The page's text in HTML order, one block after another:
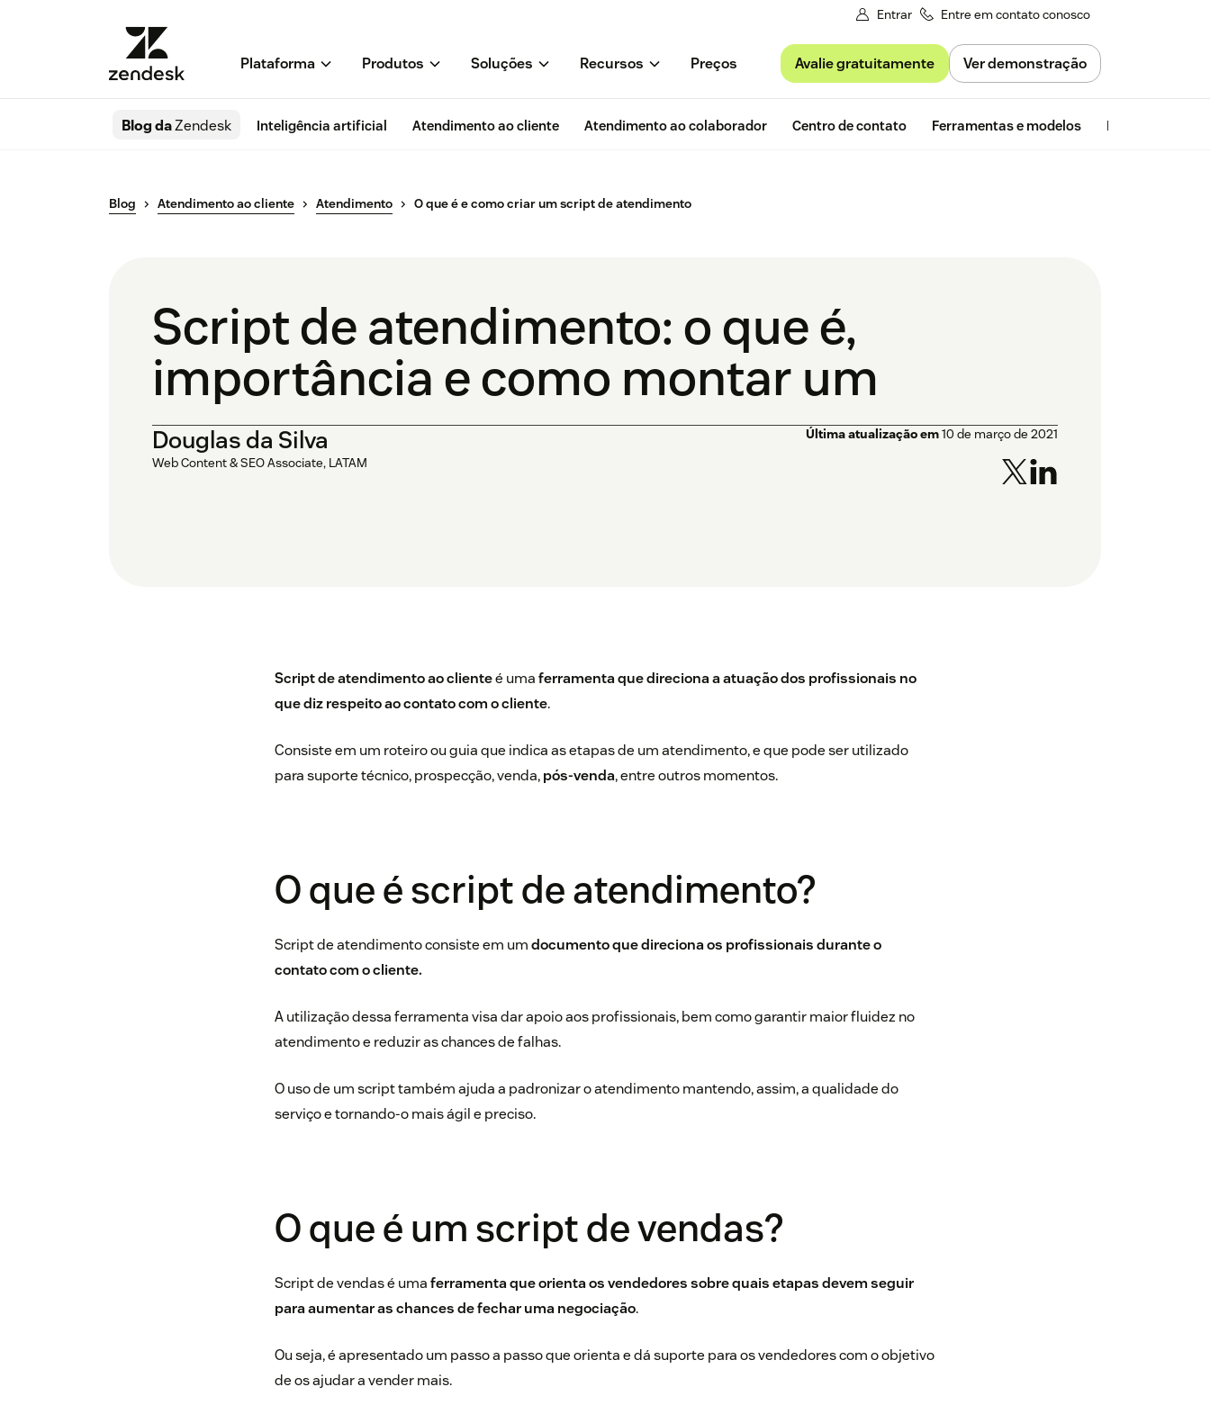
Entrar Entre em contato conosco
Plataforma Produtos Soluções Recursos Preços Avalie gratuitamente Ver demonstração
Blog daZendesk Inteligência artificial Atendimento ao cliente Atendimento ao colaborador Centro de contato Ferramentas e modelos Insights da
Blog Atendimento ao cliente Atendimento O que é e como criar um script de atendimento
Script de atendimento: o que é,
importância e como montar um
Douglas da Silva
Web Content & SEO Associate, LATAM
Última atualização em10 de março de 2021
Script de atendimento ao clienteé umaferramenta que direciona a atuação dos profissionais no
que diz respeito ao contato com o cliente.
Consiste em um roteiro ou guia que indica as etapas de um atendimento, e que pode ser utilizado
para suporte técnico, prospecção, venda,pós-venda, entre outros momentos.
O que é script de atendimento?
Script de atendimento consiste em umdocumento que direciona os profissionais durante o
contato com o cliente.
A utilização dessa ferramenta visa dar apoio aos profissionais, bem como garantir maior fluidez no
atendimento e reduzir as chances de falhas.
O uso de um script também ajuda a padronizar o atendimento mantendo, assim, a qualidade do
serviço e tornando-o mais ágil e preciso.
O que é um script de vendas?
Script de vendas é umaferramenta que orienta os vendedores sobre quais etapas devem seguir
para aumentar as chances de fechar uma negociação.
Ou seja, é apresentado um passo a passo que orienta e dá suporte para os vendedores com o objetivo
de os ajudar a vender mais.